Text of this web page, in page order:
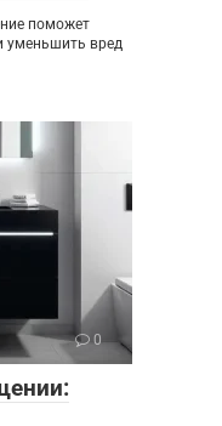
поможет
уменьшить вред
0